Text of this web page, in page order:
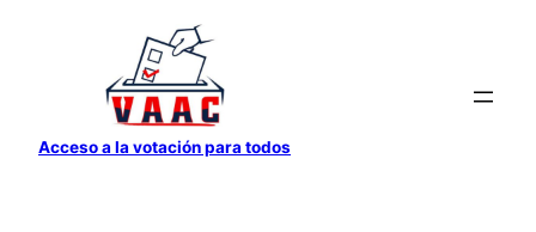
contenido
Acceso a la votación para todos